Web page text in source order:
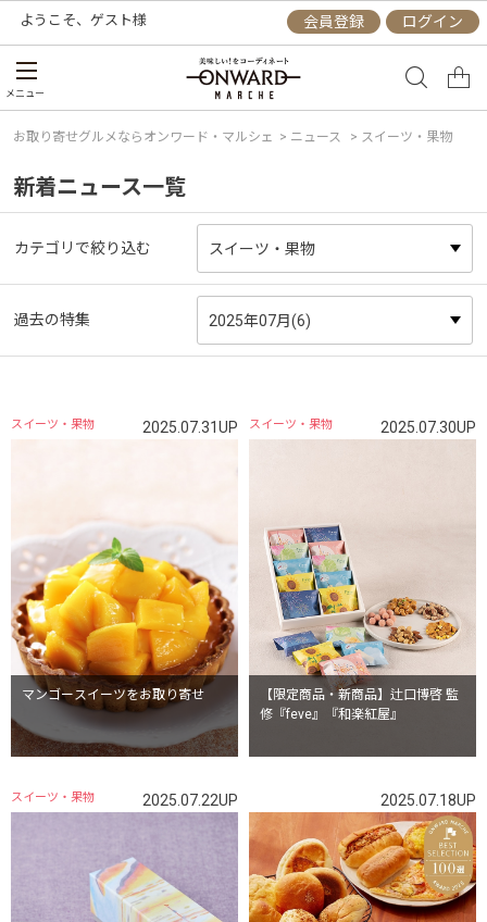
ようこそ、 ゲスト様 会員登録 ログイン
メニュー
お取り寄せグルメならオンワード・マルシェ > ニュース > スイーツ・果物
新着ニュース一覧
カテゴリで絞り込む
過去の特集
マンゴースイーツをお取り寄せ
スイーツ・果物 2025.07.31UP
【限定商品・新商品】辻口博啓 監
修『feve』『和楽紅屋』
スイーツ・果物 2025.07.30UP
スイーツ・果物 2025.07.22UP 2025.07.18UP